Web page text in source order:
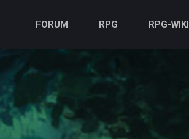
FORUM RPG RPG-WIKI